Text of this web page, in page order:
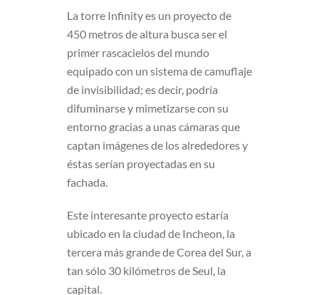
La torre Infinity es un proyecto de
450 metros de altura busca ser el
primer rascacielos del mundo
equipado con un sistema de camuflaje
de invisibilidad; es decir, podría
difuminarse y mimetizarse con su
entorno gracias a unas cámaras que
captan imágenes de los alrededores y
éstas serían proyectadas en su
fachada.
Este interesante proyecto estaría
ubicado en la ciudad de Incheon, la
tercera más grande de Corea del Sur, a
tan sólo 30 kilómetros de Seul, la
capital.